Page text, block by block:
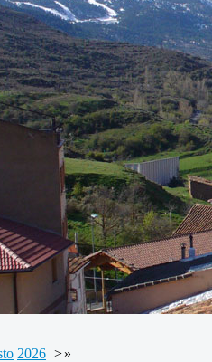
XTREM
abrirán este sábado
2026 >»